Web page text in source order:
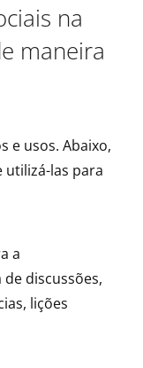
na
maneira
e usos. Abaixo,
utilizá-las para
a
discussões,
lições